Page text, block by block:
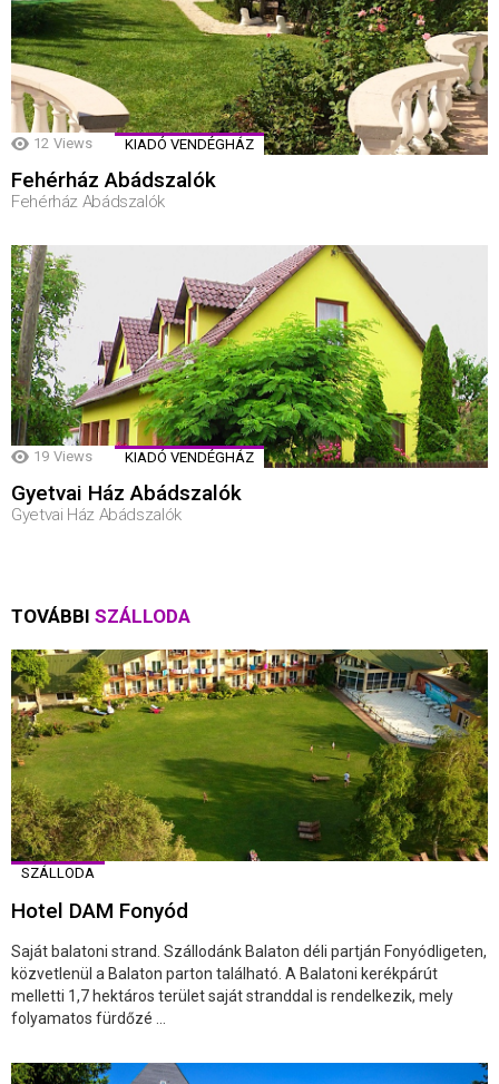
12 Views KIADÓ VENDÉGHÁZ
Fehérház Abádszalók
Fehérház Abádszalók
19 Views KIADÓ VENDÉGHÁZ
Gyetvai Ház Abádszalók
Gyetvai Ház Abádszalók
TOVÁBBI SZÁLLODA
SZÁLLODA
Hotel DAM Fonyód
Saját balatoni strand. Szállodánk Balaton déli partján Fonyódligeten,
közvetlenül a Balaton parton található. A Balatoni kerékpárút
melletti 1,7 hektáros terület saját stranddal is rendelkezik, mely
folyamatos fürdőzé ...